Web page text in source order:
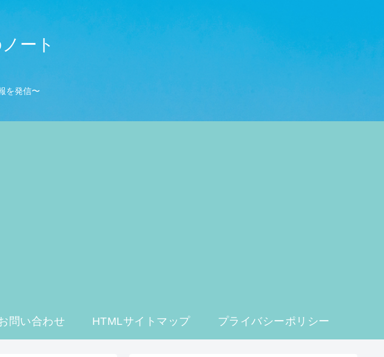
ート
を発信〜
問い合わせ HTMLサイトマップ プライバシーポリシー